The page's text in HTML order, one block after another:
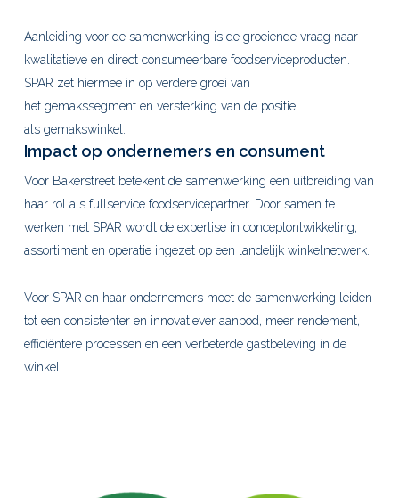
Aanleiding voor de samenwerking is de groeiende vraag naar
kwalitatieve en direct consumeerbare foodserviceproducten.
SPAR zet hiermee in op verdere groei van
het gemakssegment en versterking van de positie
als gemakswinkel.
Impact op ondernemers en consument
Voor Bakerstreet betekent de samenwerking een uitbreiding van
haar rol als fullservice foodservicepartner. Door samen te
werken met SPAR wordt de expertise in conceptontwikkeling,
assortiment en operatie ingezet op een landelijk winkelnetwerk.
Voor SPAR en haar ondernemers moet de samenwerking leiden
tot een consistenter en innovatiever aanbod, meer rendement,
efficiëntere processen en een verbeterde gastbeleving in de
winkel.